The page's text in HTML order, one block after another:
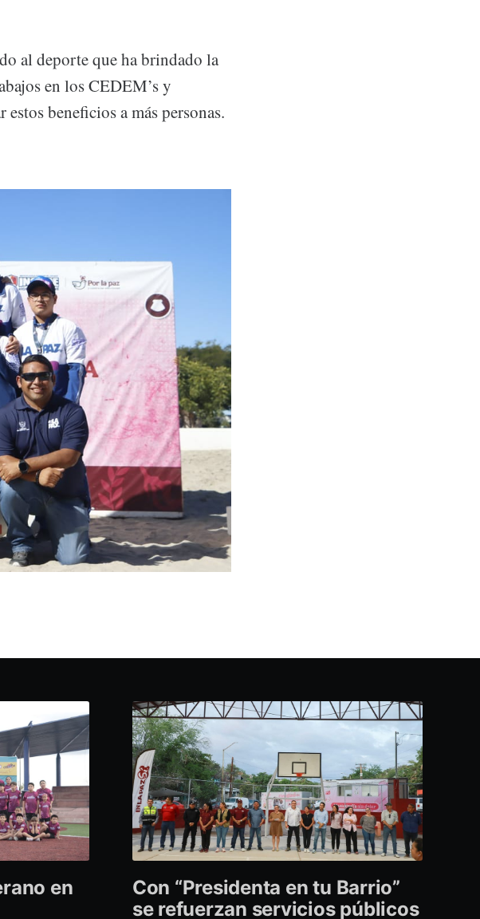
al deporte que ha brindado la
en los CEDEM’s y
beneficios a más personas.
en
Con “Presidenta en tu Barrio”
se refuerzan servicios públicos